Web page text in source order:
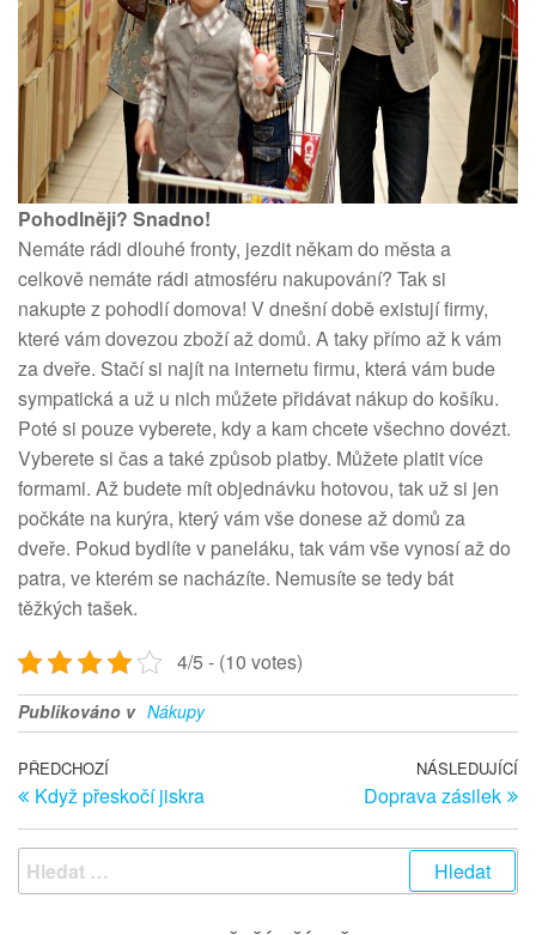
Pohodlněji? Snadno!
Nemáte rádi dlouhé fronty, jezdit někam do města a
celkově nemáte rádi atmosféru nakupování? Tak si
nakupte z pohodlí domova! V dnešní době existují firmy,
které vám dovezou zboží až domů. A taky přímo až k vám
za dveře. Stačí si najít na internetu firmu, která vám bude
sympatická a už u nich můžete přidávat nákup do košíku.
Poté si pouze vyberete, kdy a kam chcete všechno dovézt.
Vyberete si čas a také způsob platby. Můžete platit více
formami. Až budete mít objednávku hotovou, tak už si jen
počkáte na kurýra, který vám vše donese až domů za
dveře. Pokud bydlíte v paneláku, tak vám vše vynosí až do
patra, ve kterém se nacházíte. Nemusíte se tedy bát
těžkých tašek.
4/5 - (10 votes)
Publikováno v Nákupy
Navigace pro příspěvek
Předchozí článek
PŘEDCHOZÍ
Když přeskočí jiskra
NÁSLEDUJÍCÍ
Doprava zásilek
Vyhledávání